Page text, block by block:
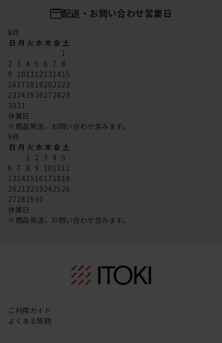
配送・お問い合わせ営業日
8月
日 月 火 水 木 金 土
1
2 3 4 5 6 7 8
9 101112131415
16171819202122
23242526272829
3031
休業日
※商品発送、お問い合わせ含みます。
9月
日 月 火 水 木 金 土
1 2 3 4 5
6 7 8 9 101112
13141516171819
20212223242526
27282930
休業日
※商品発送、お問い合わせ含みます。
ご利用ガイド
よくある質問